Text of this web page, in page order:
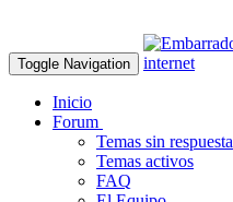
Toggle Navigation
Inicio
Forum
Temas sin respuesta
Temas activos
FAQ